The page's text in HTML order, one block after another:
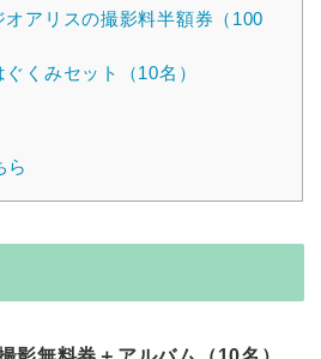
アリスの撮影料半額券（100
くみセット（10名）
ら